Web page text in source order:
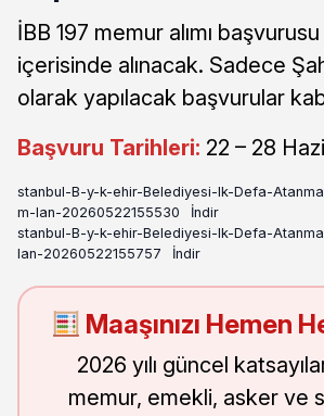
İBB 197 memur alımı
içerisinde alınacak. Sadece
olarak yapılacak başvurular
Başvuru Tarihleri: 22 – 28
stanbul-B-y-k-ehir-Belediyesi-lk-Defa-
m-lan-20260522155530
İndir
stanbul-B-y-k-ehir-Belediyesi-lk-Defa-
lan-20260522155757
İndir
Maaşınızı Hemen
2026 yılı güncel
memur, emekli, asker ve